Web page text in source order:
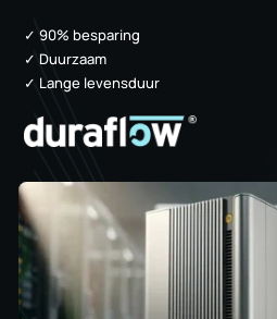
✓ 90% besparing
✓ Duurzaam
✓ Lange levensduur